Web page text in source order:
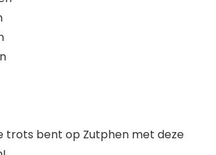
trots bent op Zutphen met deze